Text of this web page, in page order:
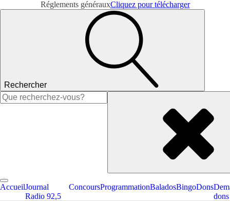
Réglements générauxCliquez pour télécharger
Rechercher
Rechercher :
AccueilJournal
Radio 92,5
ConcoursProgrammationBaladosBingoDons
dons